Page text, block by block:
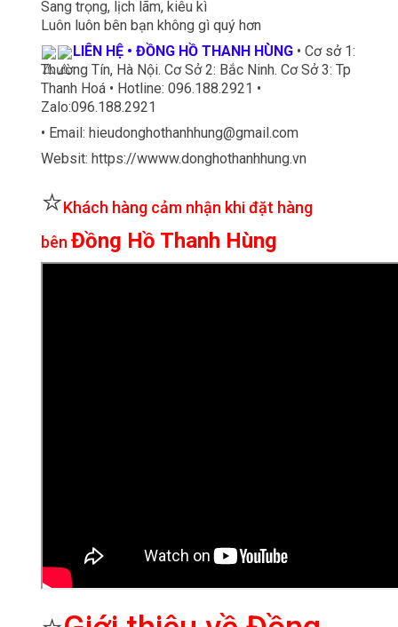
Sang trọng, lịch lãm, kiêu kì
Luôn luôn bên bạn không gì quý hơn
LIÊN HỆ • ĐỒNG HỒ THANH HÙNG • Cơ sở 1:
Thường Tín, Hà Nội. Cơ Sở 2: Bắc Ninh. Cơ Sở 3: Tp
Thanh Hoá • Hotline: 096.188.2921 •
Zalo:096.188.2921
• Email: hieudonghothanhhung@gmail.com
Websit: https://wwww.donghothanhhung.vn
⭐Khách hàng cảm nhận khi đặt hàng
bên Đồng Hồ Thanh Hùng